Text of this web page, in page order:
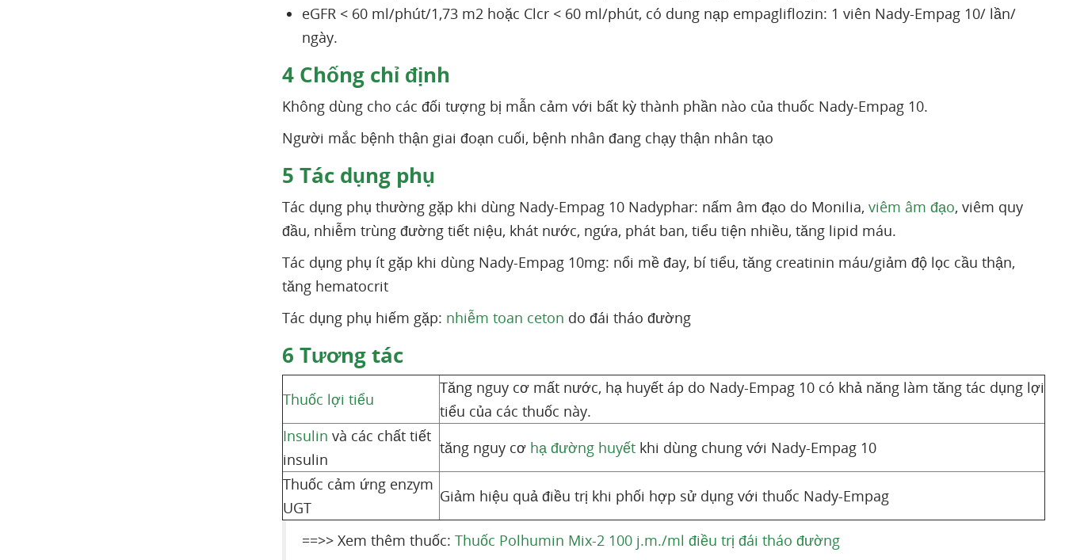
eGFR < 60 ml/phút/1,73 m2 hoặc Clcr < 60 ml/phút, có dung nạp empagliflozin: 1 viên Nady-Empag 10/ lần/
ngày.
4 Chống chỉ định
Không dùng cho các đối tượng bị mẫn cảm với bất kỳ thành phần nào của thuốc Nady-Empag 10.
Người mắc bệnh thận giai đoạn cuối, bệnh nhân đang chạy thận nhân tạo
5 Tác dụng phụ
Tác dụng phụ thường gặp khi dùng Nady-Empag 10 Nadyphar: nấm âm đạo do Monilia, viêm âm đạo, viêm quy
đầu, nhiễm trùng đường tiết niệu, khát nước, ngứa, phát ban, tiểu tiện nhiều, tăng lipid máu.
Tác dụng phụ ít gặp khi dùng Nady-Empag 10mg: nổi mề đay, bí tiểu, tăng creatinin máu/giảm độ lọc cầu thận,
tăng hematocrit
Tác dụng phụ hiếm gặp: nhiễm toan ceton do đái tháo đường
6 Tương tác
Thuốc lợi tiểu
Tăng nguy cơ mất nước, hạ huyết áp do Nady-Empag 10 có khả năng làm tăng tác dụng lợi
tiểu của các thuốc này.
Insulin và các chất tiết
insulin
tăng nguy cơ hạ đường huyết khi dùng chung với Nady-Empag 10
Thuốc cảm ứng enzym
UGT
Giảm hiệu quả điều trị khi phối hợp sử dụng với thuốc Nady-Empag
==>> Xem thêm thuốc: Thuốc Polhumin Mix-2 100 j.m./ml điều trị đái tháo đường